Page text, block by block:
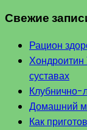
Свежие
Рацион
суставах
Клубнично-
Домашний
Как